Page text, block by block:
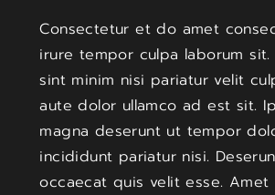
Consectetur et do amet
irure tempor culpa laborum sit.
sint minim nisi pariatur velit
aute dolor ullamco ad est sit.
magna deserunt ut tempor
incididunt pariatur nisi.
occaecat quis velit esse. Amet